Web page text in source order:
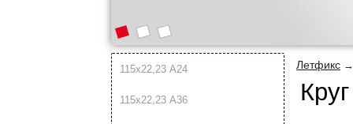
115х22,23 A24
115х22,23 A36
Летфикс